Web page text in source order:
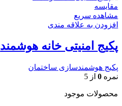
مقایسه
مشاهده سریع
افزودن به علاقه مندی
پکیج امنیتی خانه هوشمند
پکیج هوشمندسازی ساختمان
نمره 0 از 5
محصولات موجود